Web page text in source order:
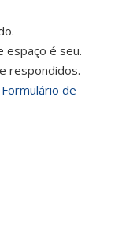
espaço é seu.
respondidos.
Formulário de